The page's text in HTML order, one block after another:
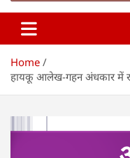
Bastar
Home
हायकू आलेख-गहन अंधकार में